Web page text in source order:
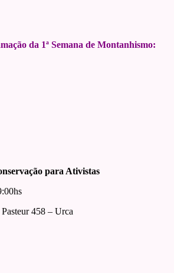
da 1ª Semana de Montanhismo:
para Ativistas
458 – Urca